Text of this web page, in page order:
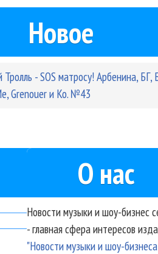
Новое
- SOS матросу! Арбенина, БГ,
Grenouer и Ко. №43
О нас
Новости музыки и шоу-бизнес
- главная сфера интересов
"Новости музыки и шоу-бизнеса